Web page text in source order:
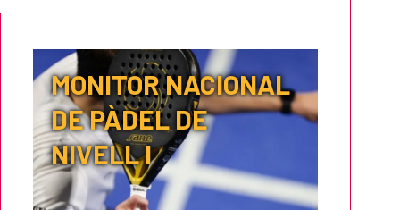
MONITOR NACIONAL
DE PÀDEL DE
NIVELL I